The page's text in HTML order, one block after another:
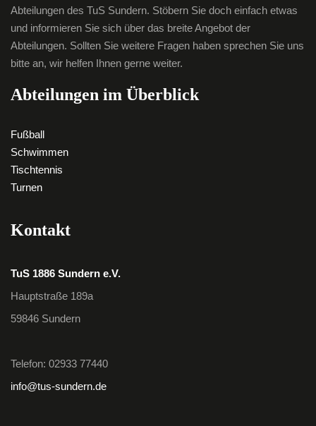
Abteilungen des TuS Sundern. Stöbern Sie doch einfach etwas
und informieren Sie sich über das breite Angebot der
Abteilungen. Sollten Sie weitere Fragen haben sprechen Sie uns
bitte an, wir helfen Ihnen gerne weiter.
Abteilungen im Überblick
Fußball
Schwimmen
Tischtennis
Turnen
Kontakt
TuS 1886 Sundern e.V.
Hauptstraße 189a
59846 Sundern
Telefon: 02933 77440
info@tus-sundern.de